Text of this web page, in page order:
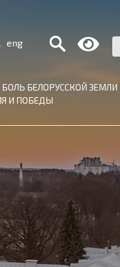
eng Поиск:
БЕЛОРУССКОЙ ЗЕМЛИ
И ПОБЕДЫ